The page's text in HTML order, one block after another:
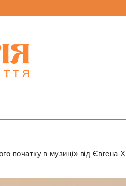
початку в музиці» від